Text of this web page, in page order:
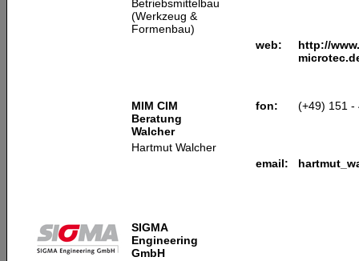
Betriebsmittelbau
(Werkzeug &
Formenbau)
web:
http://
MIM CIM
Beratung
Walcher
fon: (+49) 151 -
Hartmut Walcher
email:
SIGMA
Engineering
GmbH